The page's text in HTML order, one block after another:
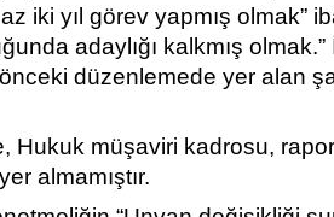
iki yıl görev yapmış olmak”
adaylığı kalkmış
düzenlemede yer alan
Hukuk müşaviri kadrosu,
almamıştır.